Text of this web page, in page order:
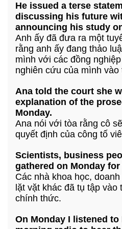
He issued a terse
discussing his future
announcing his study
Anh ấy đã đưa ra một
rằng anh ấy đang thảo
mình với các đồng
nghiên cứu của mình vào
Ana told the court she
explanation of the
Monday.
Ana nói với tòa rằng cô
quyết định của công tố
Scientists, business
gathered on Monday
Các nhà khoa học,
lặt vặt khác đã tụ tập
chính thức.
On Monday I listened